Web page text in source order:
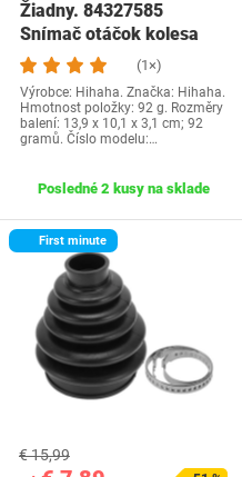
Žiadny. 84327585
Snímač otáčok kolesa
ABS pre Chevrolet…
(1×)
Výrobce: Hihaha. Značka: Hihaha.
Hmotnost položky: 92 g. Rozměry
balení: 13,9 x 10,1 x 3,1 cm; 92
gramů. Číslo modelu:…
Posledné 2 kusy na sklade
First minute
€ 15,99